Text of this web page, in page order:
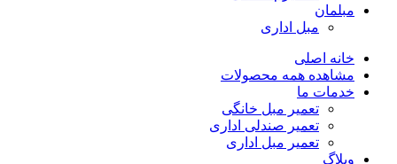
مبلمان
مبل اداری
خانه اصلی
مشاهده همه محصولات
خدمات ما
تعمیر مبل خانگی
تعمیر صندلی اداری
تعمیر مبل اداری
وبلاگ